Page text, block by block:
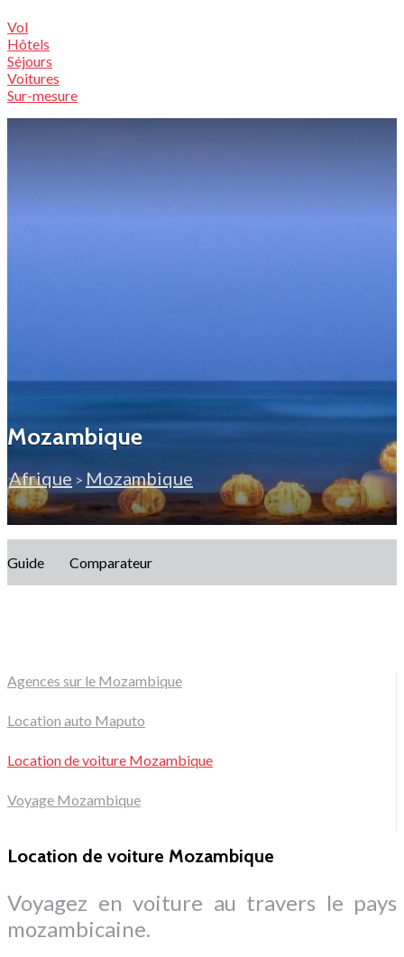
Vol
Hôtels
Séjours
Voitures
Sur-mesure
Mozambique
Afrique > Mozambique
Guide Comparateur
Agences sur le Mozambique
Location auto Maputo
Location de voiture Mozambique
Voyage Mozambique
Location de voiture Mozambique
Voyagez en voiture au travers le pays
mozambicaine.